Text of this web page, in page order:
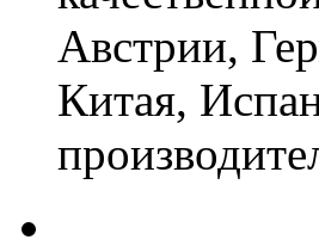
Австрии,
Китая,